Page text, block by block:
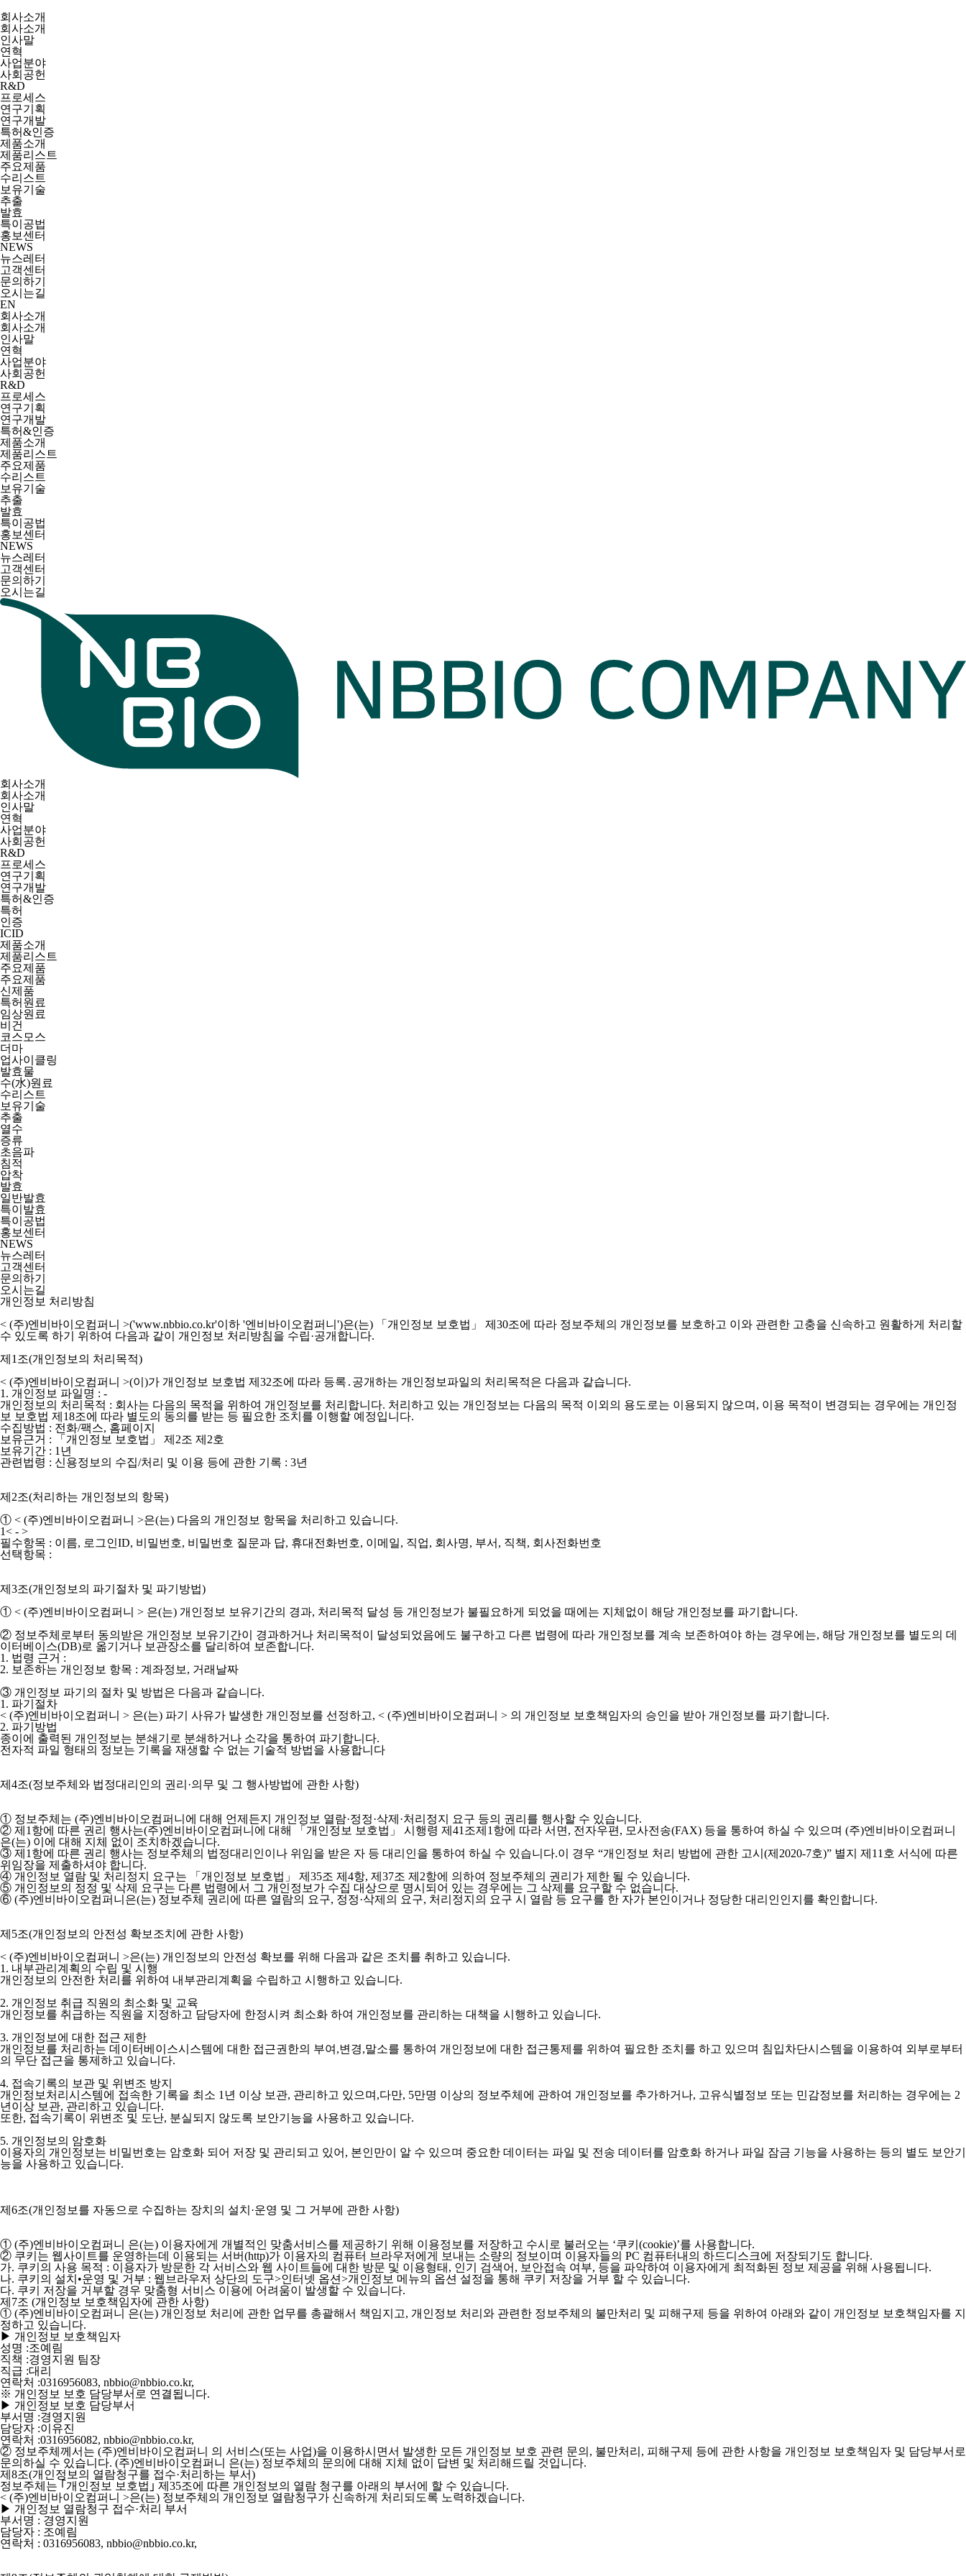
회사소개
회사소개
인사말
연혁
사업분야
사회공헌
R&D
프로세스
연구기획
연구개발
특허&인증
제품소개
제품리스트
주요제품
수리스트
보유기술
추출
발효
특이공법
홍보센터
NEWS
뉴스레터
고객센터
문의하기
오시는길
EN
회사소개
회사소개
인사말
연혁
사업분야
사회공헌
R&D
프로세스
연구기획
연구개발
특허&인증
제품소개
제품리스트
주요제품
수리스트
보유기술
추출
발효
특이공법
홍보센터
NEWS
뉴스레터
고객센터
문의하기
오시는길
회사소개
회사소개
인사말
연혁
사업분야
사회공헌
R&D
프로세스
연구기획
연구개발
특허&인증
특허
인증
ICID
제품소개
제품리스트
주요제품
주요제품
신제품
특허원료
임상원료
비건
코스모스
더마
업사이클링
발효물
수(水)원료
수리스트
보유기술
추출
열수
증류
초음파
침적
압착
발효
일반발효
특이발효
특이공법
홍보센터
NEWS
뉴스레터
고객센터
문의하기
오시는길
개인정보 처리방침
< (주)엔비바이오컴퍼니 >('www.nbbio.co.kr'이하 '엔비바이오컴퍼니')은(는) 「개인정보 보호법」 제30조에 따라 정보주체의 개인정보를 보호하고 이와 관련한 고충을 신속하고 원활하게 처리할
수 있도록 하기 위하여 다음과 같이 개인정보 처리방침을 수립·공개합니다.
제1조(개인정보의 처리목적)
< (주)엔비바이오컴퍼니 >(이)가 개인정보 보호법 제32조에 따라 등록․공개하는 개인정보파일의 처리목적은 다음과 같습니다.
1. 개인정보 파일명 : -
개인정보의 처리목적 : 회사는 다음의 목적을 위하여 개인정보를 처리합니다. 처리하고 있는 개인정보는 다음의 목적 이외의 용도로는 이용되지 않으며, 이용 목적이 변경되는 경우에는 개인정
보 보호법 제18조에 따라 별도의 동의를 받는 등 필요한 조치를 이행할 예정입니다.
수집방법 : 전화/팩스, 홈페이지
보유근거 : 「개인정보 보호법」 제2조 제2호
보유기간 : 1년
관련법령 : 신용정보의 수집/처리 및 이용 등에 관한 기록 : 3년
제2조(처리하는 개인정보의 항목)
① < (주)엔비바이오컴퍼니 >은(는) 다음의 개인정보 항목을 처리하고 있습니다.
1< - >
필수항목 : 이름, 로그인ID, 비밀번호, 비밀번호 질문과 답, 휴대전화번호, 이메일, 직업, 회사명, 부서, 직책, 회사전화번호
선택항목 :
제3조(개인정보의 파기절차 및 파기방법)
① < (주)엔비바이오컴퍼니 > 은(는) 개인정보 보유기간의 경과, 처리목적 달성 등 개인정보가 불필요하게 되었을 때에는 지체없이 해당 개인정보를 파기합니다.
② 정보주체로부터 동의받은 개인정보 보유기간이 경과하거나 처리목적이 달성되었음에도 불구하고 다른 법령에 따라 개인정보를 계속 보존하여야 하는 경우에는, 해당 개인정보를 별도의 데
이터베이스(DB)로 옮기거나 보관장소를 달리하여 보존합니다.
1. 법령 근거 :
2. 보존하는 개인정보 항목 : 계좌정보, 거래날짜
③ 개인정보 파기의 절차 및 방법은 다음과 같습니다.
1. 파기절차
< (주)엔비바이오컴퍼니 > 은(는) 파기 사유가 발생한 개인정보를 선정하고, < (주)엔비바이오컴퍼니 > 의 개인정보 보호책임자의 승인을 받아 개인정보를 파기합니다.
2. 파기방법
종이에 출력된 개인정보는 분쇄기로 분쇄하거나 소각을 통하여 파기합니다.
전자적 파일 형태의 정보는 기록을 재생할 수 없는 기술적 방법을 사용합니다
제4조(정보주체와 법정대리인의 권리·의무 및 그 행사방법에 관한 사항)
① 정보주체는 (주)엔비바이오컴퍼니에 대해 언제든지 개인정보 열람·정정·삭제·처리정지 요구 등의 권리를 행사할 수 있습니다.
② 제1항에 따른 권리 행사는(주)엔비바이오컴퍼니에 대해 「개인정보 보호법」 시행령 제41조제1항에 따라 서면, 전자우편, 모사전송(FAX) 등을 통하여 하실 수 있으며 (주)엔비바이오컴퍼니
은(는) 이에 대해 지체 없이 조치하겠습니다.
③ 제1항에 따른 권리 행사는 정보주체의 법정대리인이나 위임을 받은 자 등 대리인을 통하여 하실 수 있습니다.이 경우 “개인정보 처리 방법에 관한 고시(제2020-7호)” 별지 제11호 서식에 따른
위임장을 제출하셔야 합니다.
④ 개인정보 열람 및 처리정지 요구는 「개인정보 보호법」 제35조 제4항, 제37조 제2항에 의하여 정보주체의 권리가 제한 될 수 있습니다.
⑤ 개인정보의 정정 및 삭제 요구는 다른 법령에서 그 개인정보가 수집 대상으로 명시되어 있는 경우에는 그 삭제를 요구할 수 없습니다.
⑥ (주)엔비바이오컴퍼니은(는) 정보주체 권리에 따른 열람의 요구, 정정·삭제의 요구, 처리정지의 요구 시 열람 등 요구를 한 자가 본인이거나 정당한 대리인인지를 확인합니다.
제5조(개인정보의 안전성 확보조치에 관한 사항)
< (주)엔비바이오컴퍼니 >은(는) 개인정보의 안전성 확보를 위해 다음과 같은 조치를 취하고 있습니다.
1. 내부관리계획의 수립 및 시행
개인정보의 안전한 처리를 위하여 내부관리계획을 수립하고 시행하고 있습니다.
2. 개인정보 취급 직원의 최소화 및 교육
개인정보를 취급하는 직원을 지정하고 담당자에 한정시켜 최소화 하여 개인정보를 관리하는 대책을 시행하고 있습니다.
3. 개인정보에 대한 접근 제한
개인정보를 처리하는 데이터베이스시스템에 대한 접근권한의 부여,변경,말소를 통하여 개인정보에 대한 접근통제를 위하여 필요한 조치를 하고 있으며 침입차단시스템을 이용하여 외부로부터
의 무단 접근을 통제하고 있습니다.
4. 접속기록의 보관 및 위변조 방지
개인정보처리시스템에 접속한 기록을 최소 1년 이상 보관, 관리하고 있으며,다만, 5만명 이상의 정보주체에 관하여 개인정보를 추가하거나, 고유식별정보 또는 민감정보를 처리하는 경우에는 2
년이상 보관, 관리하고 있습니다.
또한, 접속기록이 위변조 및 도난, 분실되지 않도록 보안기능을 사용하고 있습니다.
5. 개인정보의 암호화
이용자의 개인정보는 비밀번호는 암호화 되어 저장 및 관리되고 있어, 본인만이 알 수 있으며 중요한 데이터는 파일 및 전송 데이터를 암호화 하거나 파일 잠금 기능을 사용하는 등의 별도 보안기
능을 사용하고 있습니다.
제6조(개인정보를 자동으로 수집하는 장치의 설치·운영 및 그 거부에 관한 사항)
① (주)엔비바이오컴퍼니 은(는) 이용자에게 개별적인 맞춤서비스를 제공하기 위해 이용정보를 저장하고 수시로 불러오는 ‘쿠키(cookie)’를 사용합니다.
② 쿠키는 웹사이트를 운영하는데 이용되는 서버(http)가 이용자의 컴퓨터 브라우저에게 보내는 소량의 정보이며 이용자들의 PC 컴퓨터내의 하드디스크에 저장되기도 합니다.
가. 쿠키의 사용 목적 : 이용자가 방문한 각 서비스와 웹 사이트들에 대한 방문 및 이용형태, 인기 검색어, 보안접속 여부, 등을 파악하여 이용자에게 최적화된 정보 제공을 위해 사용됩니다.
나. 쿠키의 설치•운영 및 거부 : 웹브라우저 상단의 도구>인터넷 옵션>개인정보 메뉴의 옵션 설정을 통해 쿠키 저장을 거부 할 수 있습니다.
다. 쿠키 저장을 거부할 경우 맞춤형 서비스 이용에 어려움이 발생할 수 있습니다.
제7조 (개인정보 보호책임자에 관한 사항)
① (주)엔비바이오컴퍼니 은(는) 개인정보 처리에 관한 업무를 총괄해서 책임지고, 개인정보 처리와 관련한 정보주체의 불만처리 및 피해구제 등을 위하여 아래와 같이 개인정보 보호책임자를 지
정하고 있습니다.
▶ 개인정보 보호책임자
성명 :조예림
직책 :경영지원 팀장
직급 :대리
연락처 :0316956083, nbbio@nbbio.co.kr,
※ 개인정보 보호 담당부서로 연결됩니다.
▶ 개인정보 보호 담당부서
부서명 :경영지원
담당자 :이유진
연락처 :0316956082, nbbio@nbbio.co.kr,
② 정보주체께서는 (주)엔비바이오컴퍼니 의 서비스(또는 사업)을 이용하시면서 발생한 모든 개인정보 보호 관련 문의, 불만처리, 피해구제 등에 관한 사항을 개인정보 보호책임자 및 담당부서로
문의하실 수 있습니다. (주)엔비바이오컴퍼니 은(는) 정보주체의 문의에 대해 지체 없이 답변 및 처리해드릴 것입니다.
제8조(개인정보의 열람청구를 접수·처리하는 부서)
정보주체는 ｢개인정보 보호법｣ 제35조에 따른 개인정보의 열람 청구를 아래의 부서에 할 수 있습니다.
< (주)엔비바이오컴퍼니 >은(는) 정보주체의 개인정보 열람청구가 신속하게 처리되도록 노력하겠습니다.
▶ 개인정보 열람청구 접수·처리 부서
부서명 : 경영지원
담당자 : 조예림
연락처 : 0316956083, nbbio@nbbio.co.kr,